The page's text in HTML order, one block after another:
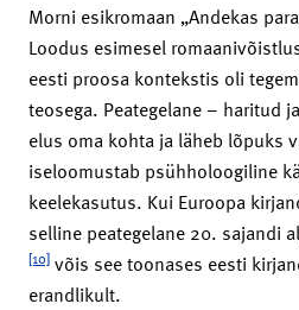
Morni esikromaan „Andekas
Loodus esimesel
eesti proosa kontekstis oli
teosega. Peategelane – haritud
elus oma kohta ja läheb lõpuks
iseloomustab psühholoogiline
keelekasutus. Kui Euroopa
selline peategelane 20. sajandi
[10] võis see toonases eesti
erandlikult.